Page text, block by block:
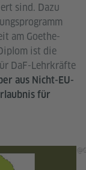
sind. Dazu
am Goethe-
ist die
DaF-Lehrkräfte
aus Nicht-EU-
für